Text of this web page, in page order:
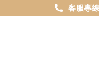
客服專